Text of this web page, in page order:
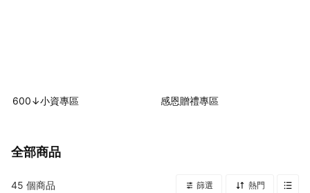
600↓小資專區 感恩贈禮專區
全部商品
45 個商品 篩選 熱門